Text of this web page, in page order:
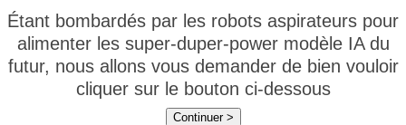
Étant bombardés par les robots aspirateurs pour
alimenter les super-duper-power modèle IA du
futur, nous allons vous demander de bien vouloir
cliquer sur le bouton ci-dessous
Continuer >